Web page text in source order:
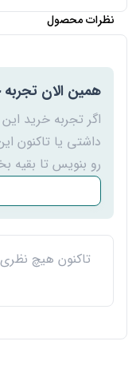
نظرات محصول
همین الان
اگر تجربه خرید
داشتی یا تاکنون
رو بنویس تا بقیه
تاکنون هیچ